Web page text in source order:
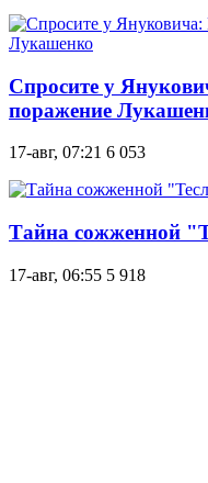
Спросите у
поражение
17-авг, 07:21 6 053
Тайна сожженной
17-авг, 06:55 5 918